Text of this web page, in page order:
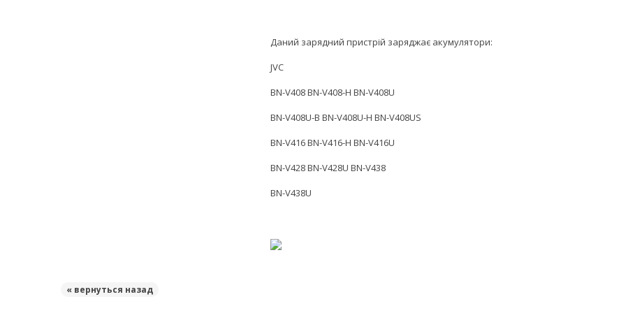
Даний зарядний пристрій заряджає акумулятори:
JVC
BN-V408 BN-V408-H BN-V408U
BN-V408U-B BN-V408U-H BN-V408US
BN-V416 BN-V416-H BN-V416U
BN-V428 BN-V428U BN-V438
BN-V438U
« вернуться назад